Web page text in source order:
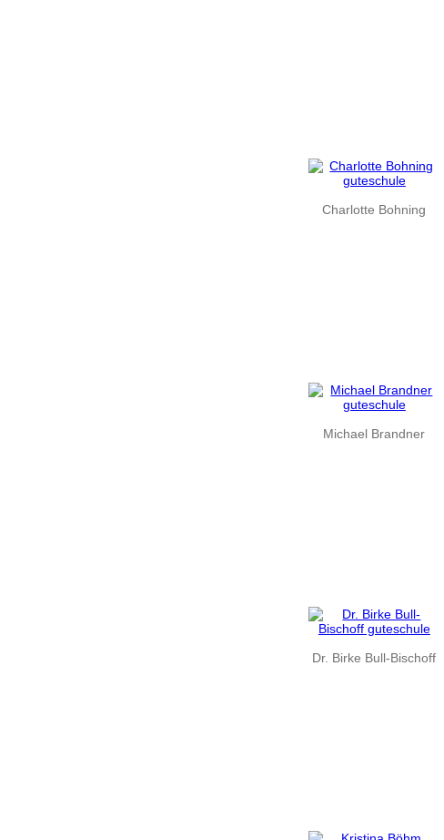
Charlotte Bohning
Michael Brandner
Dr. Birke Bull-Bischoff